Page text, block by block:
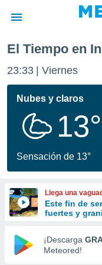
de
por
se
calidad.
a este
las
y
forma
digital
basada
El Tiempo en
23:33 Viernes
Nubes y claros
13°
Sensación de 13°
Llega una
Este fin de
fuertes y
¡Descarga
Meteored!